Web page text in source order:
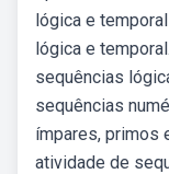
lógica e
lógica e
sequências
sequências
ímpares, primos
atividade de